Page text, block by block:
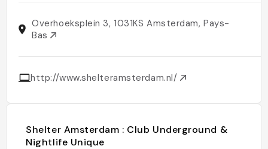
Overhoeksplein 3, 1031KS Amsterdam, Pays-
Bas
http://www.shelteramsterdam.nl/
Shelter Amsterdam : Club Underground &
Nightlife Unique